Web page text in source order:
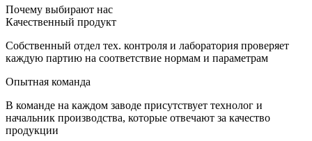
Почему выбирают нас
Качественный продукт
Собственный отдел тех. контроля и лаборатория проверяет
каждую партию на соответствие нормам и параметрам
Опытная команда
В команде на каждом заводе присутствует технолог и
начальник производства, которые отвечают за качество
продукции